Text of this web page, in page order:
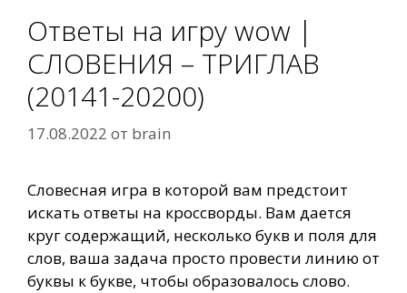
Ответы на игру wow |
СЛОВЕНИЯ – ТРИГЛАВ
(20141-20200)
17.08.2022 от brain
Словесная игра в которой вам предстоит
искать ответы на кроссворды. Вам дается
круг содержащий, несколько букв и поля для
слов, ваша задача просто провести линию от
буквы к букве, чтобы образовалось слово.